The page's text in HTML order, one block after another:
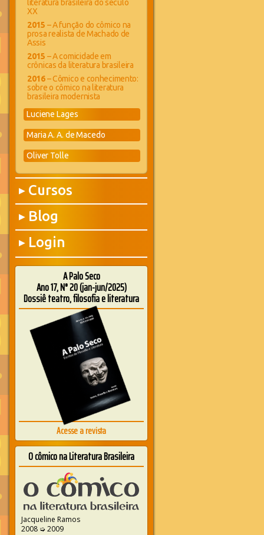
literatura brasileira do século
XX
2015 – A função do cômico na
prosa realista de Machado de
Assis
2015 – A comicidade em
crônicas da literatura brasileira
2016– Cômico e conhecimento:
sobre o cômico na literatura
brasileira modernista
Luciene Lages
Maria A. A. de Macedo
Oliver Tolle
▶ Cursos
▶ Blog
▶ Login
A Palo Seco
Ano 17, N° 20 (jan-jun/2025)
Dossiê teatro, filosofia e literatura
Acesse a revista
O cômico na Literatura Brasileira
Jacqueline Ramos
2008 ➭ 2009